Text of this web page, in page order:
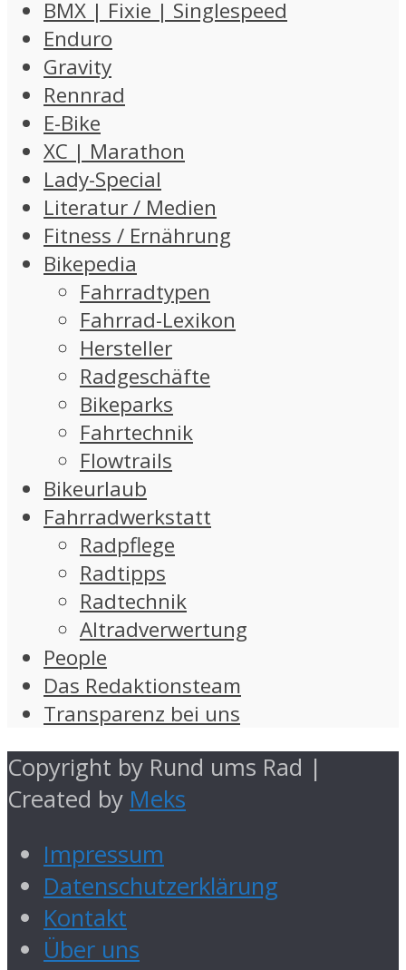
BMX | Fixie | Singlespeed
Enduro
Gravity
Rennrad
E-Bike
XC | Marathon
Lady-Special
Literatur / Medien
Fitness / Ernährung
Bikepedia
Fahrradtypen
Fahrrad-Lexikon
Hersteller
Radgeschäfte
Bikeparks
Fahrtechnik
Flowtrails
Bikeurlaub
Fahrradwerkstatt
Radpflege
Radtipps
Radtechnik
Altradverwertung
People
Das Redaktionsteam
Transparenz bei uns
Copyright by Rund ums Rad |
Created by Meks
Impressum
Datenschutzerklärung
Kontakt
Über uns